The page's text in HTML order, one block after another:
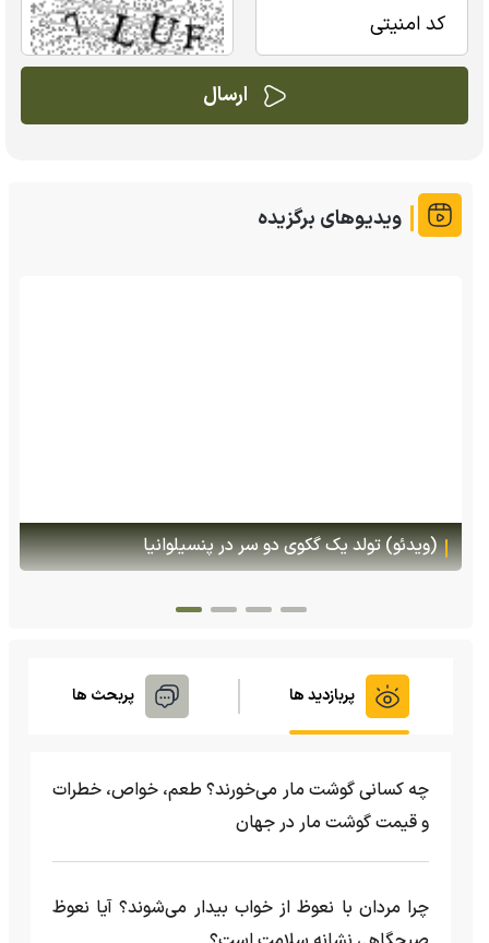
ویدیوهای برگزیده
(ویدئو) تولد یک گکوی دو سر در پنسیلوانیا
پربازدید ها پربحث ها
چه کسانی گوشت مار می‌خورند؟ طعم، خواص، خطرات
و قیمت گوشت مار در جهان
چرا مردان با نعوظ از خواب بیدار می‌شوند؟ آیا نعوظ